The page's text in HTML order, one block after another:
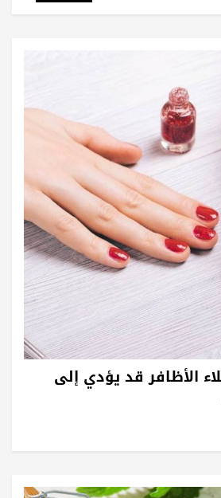
الأظافر قد يؤدي إلى